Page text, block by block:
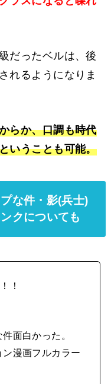
だったベルは、後
れるようになりま
らか、口調も時代
いうことも可能。
な件・影(兵士)
クについても
！
面白かった。
漫画フルカラー